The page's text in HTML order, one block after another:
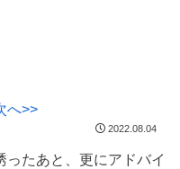
へ>>
2022.08.04
たあと、更にアドバイ